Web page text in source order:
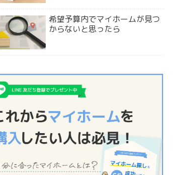
希望予算内でマイホームが見つ
からないと思ったら